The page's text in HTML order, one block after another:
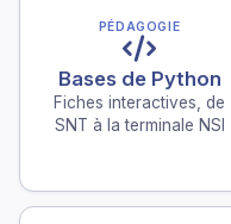
PÉDAGOGIE
Bases de Python
Fiches interactives, de
SNT à la terminale NSI